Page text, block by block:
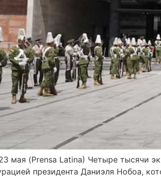
мая (Prensa Latina) Четыре тысячи
президента Даниэля Нобоа,